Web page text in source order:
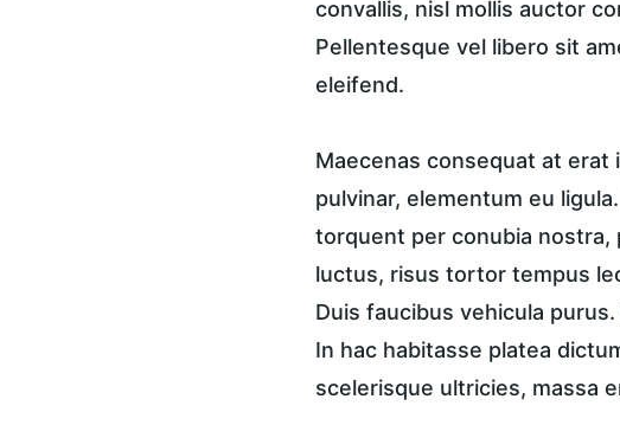
convallis, nisl mollis auctor
Pellentesque vel libero sit
eleifend.
Maecenas consequat at erat
pulvinar, elementum eu
torquent per conubia
luctus, risus tortor tempus
Duis faucibus vehicula
In hac habitasse platea
scelerisque ultricies, massa